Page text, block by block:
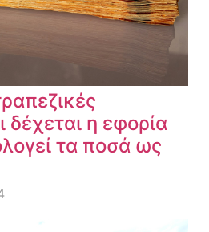
δέχεται η εφορία
τα ποσά ως